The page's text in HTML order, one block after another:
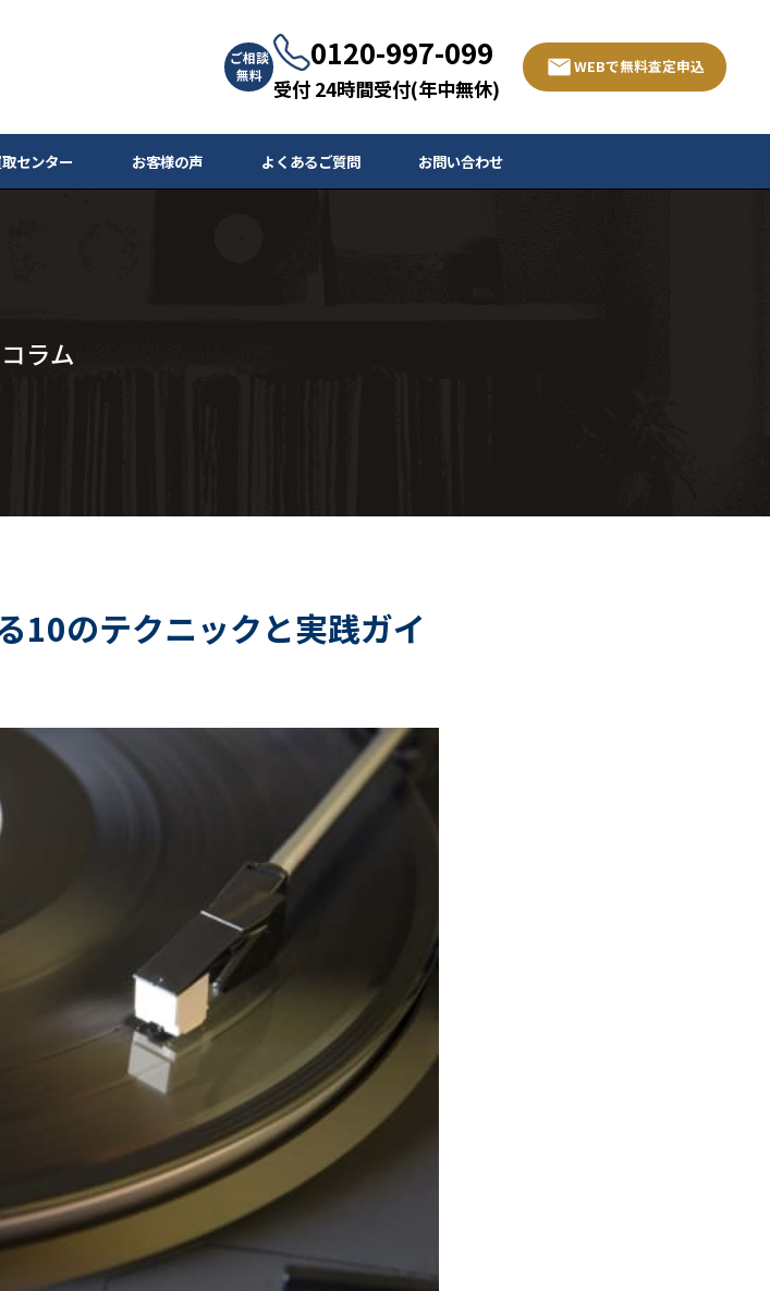
ご相談
無料
0120-997-099
受付 24時間受付(年中無休)
WEBで無料査定申込
センター お客様の声 よくあるご質問 お問い合わせ
コラム
10のテクニックと実践ガイ